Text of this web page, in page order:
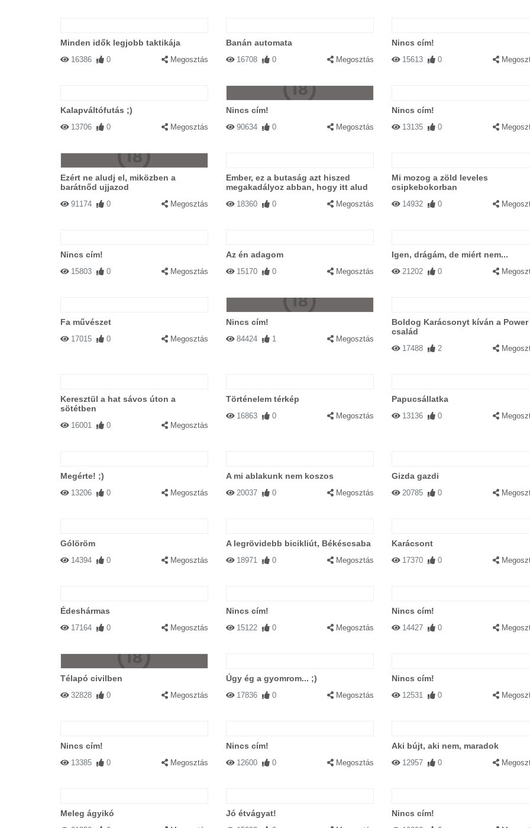
Minden idők legjobb taktikája
16386 0 Megosztás
Banán automata
16708 0 Megosztás
Nincs cím!
15613 0
Kalapváltófutás ;)
13706 0 Megosztás
Nincs cím!
90634 0 Megosztás
Nincs cím!
13135 0
Ezért ne aludj el, miközben a
barátnőd ujjazod
91174 0 Megosztás
Ember, ez a butaság azt hiszed
megakadályoz abban, hogy itt alud
18360 0 Megosztás
Mi mozog a zöld leveles
csipkebokorban
14932 0
Nincs cím!
15803 0 Megosztás
Az én adagom
15170 0 Megosztás
Igen, drágám, de miért nem...
21202 0
Fa művészet
17015 0 Megosztás
Nincs cím!
84424 1 Megosztás
Boldog Karácsonyt kíván a Power
család
17488 2
Keresztül a hat sávos úton a
sötétben
16001 0 Megosztás
Történelem térkép
16863 0 Megosztás
Papucsállatka
13136 0
Megérte! ;)
13206 0 Megosztás
A mi ablakunk nem koszos
20037 0 Megosztás
Gizda gazdi
20785 0
Gólöröm
14394 0 Megosztás
A legrövidebb bicikliút, Békéscsaba
18971 0 Megosztás
Karácsont
17370 0
Édeshármas
17164 0 Megosztás
Nincs cím!
15122 0 Megosztás
Nincs cím!
14427 0
Télapó civilben
32828 0 Megosztás
Úgy ég a gyomrom... ;)
17836 0 Megosztás
Nincs cím!
12531 0
Nincs cím!
13385 0 Megosztás
Nincs cím!
12600 0 Megosztás
Aki bújt, aki nem, maradok
12957 0
Meleg ágyikó Jó étvágyat! Nincs cím!